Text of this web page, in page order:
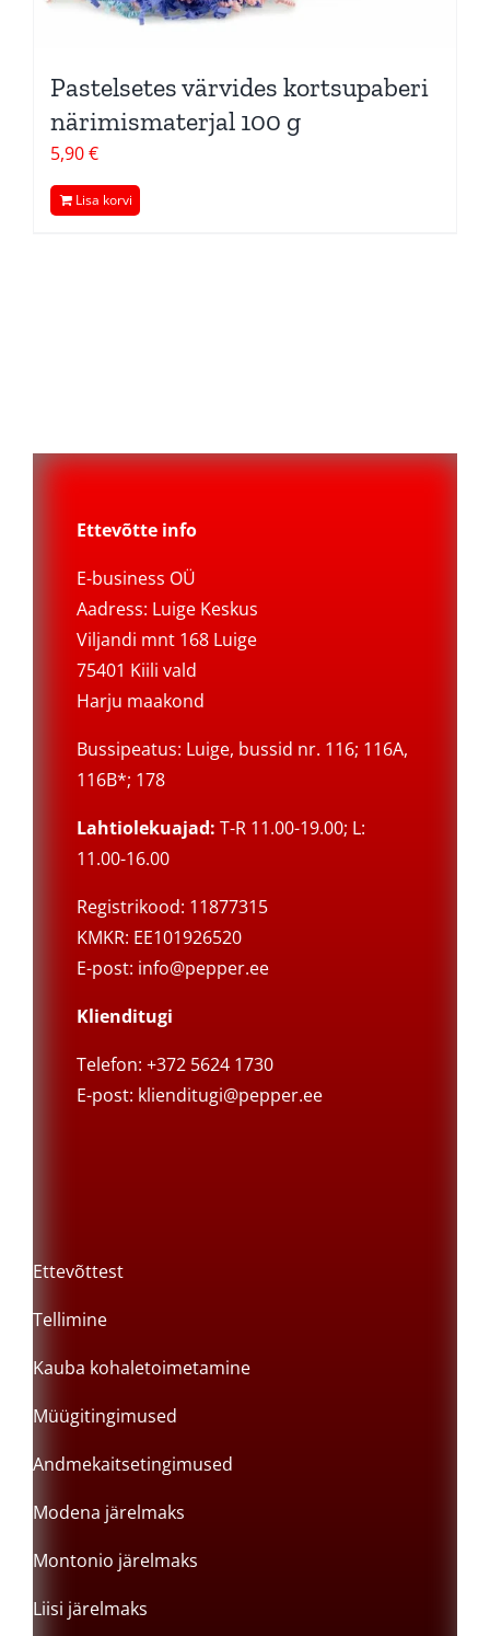
Pastelsetes värvides kortsupaberi
närimismaterjal 100 g
5,90€
Lisa korvi
Ettevõtte info
E-business OÜ
Aadress: Luige Keskus
Viljandi mnt 168 Luige
75401 Kiili vald
Harju maakond
Bussipeatus: Luige, bussid nr. 116; 116A,
116B*; 178
Lahtiolekuajad: T-R 11.00-19.00; L:
11.00-16.00
Registrikood: 11877315
KMKR: EE101926520
E-post: info@pepper.ee
Klienditugi
Telefon: +372 5624 1730
E-post: klienditugi@pepper.ee
Ettevõttest
Tellimine
Kauba kohaletoimetamine
Müügitingimused
Andmekaitsetingimused
Modena järelmaks
Montonio järelmaks
Liisi järelmaks